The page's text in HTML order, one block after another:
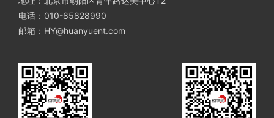
电话：010-85828990
邮箱：HY@huanyuent.com